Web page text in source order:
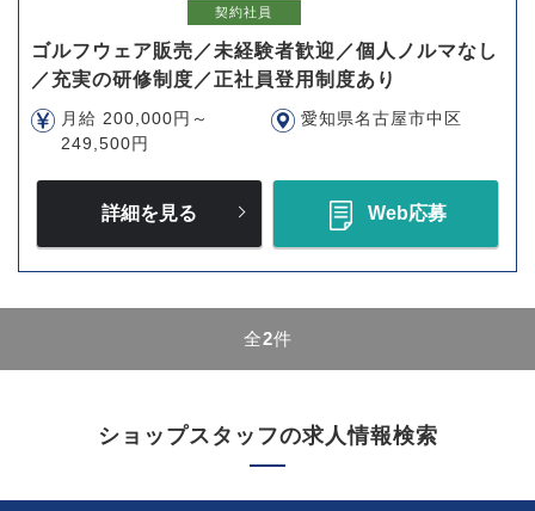
契約社員
ゴルフウェア販売／未経験者歓迎／個人ノルマなし
／充実の研修制度／正社員登用制度あり
月給 200,000円～
249,500円
愛知県名古屋市中区
詳細を見る Web応募
全2件
ショップスタッフの求人情報検索